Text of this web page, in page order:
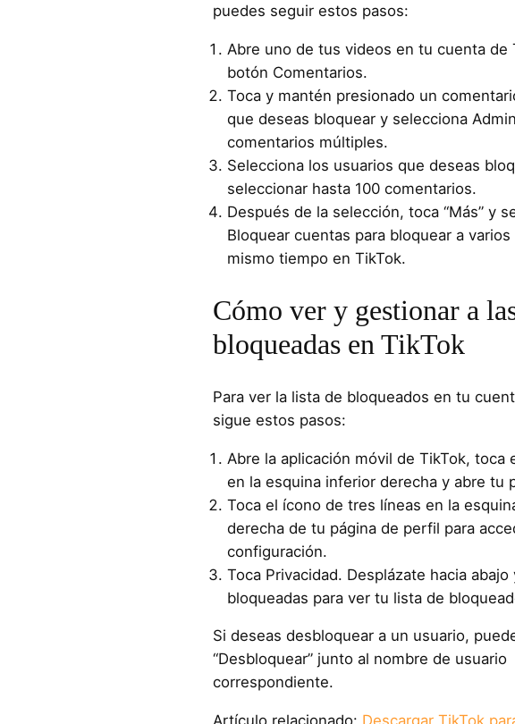
puedes seguir estos pasos:
Abre uno de tus videos en tu cuenta de
botón Comentarios.
Toca y mantén presionado un
que deseas bloquear y selecciona
comentarios múltiples.
Selecciona los usuarios que deseas
seleccionar hasta 100 comentarios.
Después de la selección, toca “Más” y
Bloquear cuentas para bloquear a varios
mismo tiempo en TikTok.
Cómo ver y gestionar a
bloqueadas en TikTok
Para ver la lista de bloqueados en tu
sigue estos pasos:
Abre la aplicación móvil de TikTok, toca
en la esquina inferior derecha y abre tu
Toca el ícono de tres líneas en la
derecha de tu página de perfil para
configuración.
Toca Privacidad. Desplázate hacia
bloqueadas para ver tu lista de
Si deseas desbloquear a un usuario,
“Desbloquear” junto al nombre de usuario
correspondiente.